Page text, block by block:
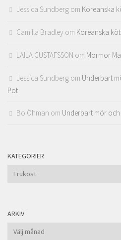
Jessica Sundberg om Koreanska
Camilla Bradley om Koreanska
LAILA GUSTAFSSON om Mormor
Jessica Sundberg om Underbart
Pot
Bo Öhman om Underbart mör
KATEGORIER
Kategorier
ARKIV
Arkiv